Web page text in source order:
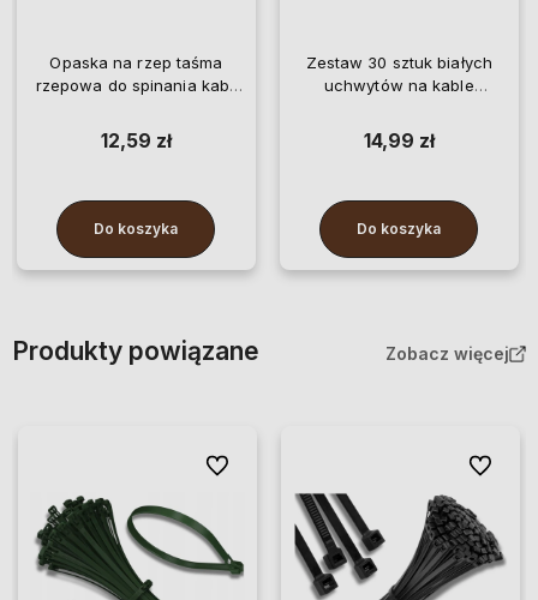
Opaska na rzep taśma
rzepowa do spinania kabli
12,59 zł
Do koszyka
Zestaw 30 sztuk białych
uchwytów na kable
14,99 zł
Do koszyka
Produkty powiązane Zobacz więcej
Do ulubionych Do